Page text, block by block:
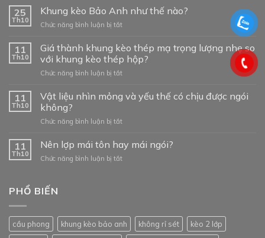
25
Th10
Khung kèo Bảo Anh như thế nào?
Chức năng bình luận bị tắtở
kèo
Bảo
Anh
như
nào?
11
Th10
Giá thành khung kèo thép mạ trọng lượng nhẹ so
với khung kèo thép hộp?
Chức năng bình luận bị tắtở
thành
khung
thép
trọng
lượng
nhẹ
hộp?
11
Th10
Vật liệu nhìn mỏng và yếu thế có chịu được ngói
không?
Chức năng bình luận bị tắtở
nhìn
mỏng
được
ngói
11
Th10
Nên lợp mái tôn hay mái ngói?
Chức năng bình luận bị tắtở
mái
ngói?
PHỔ BIẾN
cầu phong khung kèo bảo anh không rỉ sét
kèo 2 lớp